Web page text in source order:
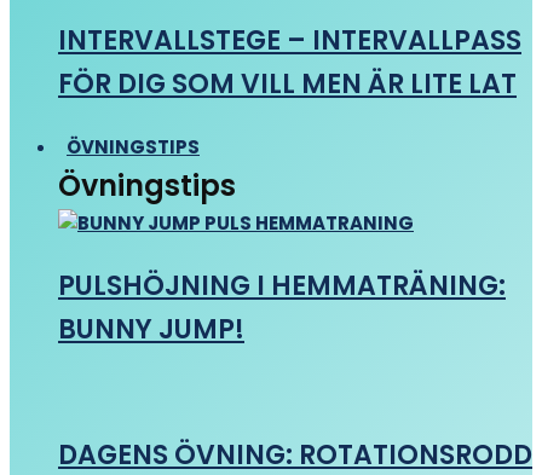
INTERVALLSTEGE – INTERVALLPASS
FÖR DIG SOM VILL MEN ÄR LITE LAT
ÖVNINGSTIPS
Övningstips
PULSHÖJNING I HEMMATRÄNING:
BUNNY JUMP!
DAGENS ÖVNING: ROTATIONSRODD